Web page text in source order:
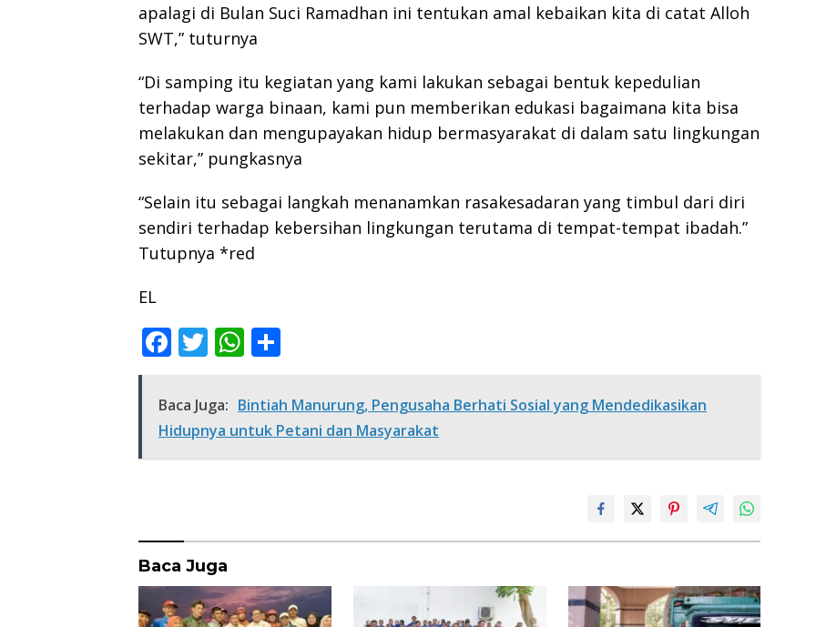
apalagi di Bulan Suci Ramadhan ini tentukan amal kebaikan kita di catat Alloh
SWT,” tuturnya
“Di samping itu kegiatan yang kami lakukan sebagai bentuk kepedulian
terhadap warga binaan, kami pun memberikan edukasi bagaimana kita bisa
melakukan dan mengupayakan hidup bermasyarakat di dalam satu lingkungan
sekitar,” pungkasnya
“Selain itu sebagai langkah menanamkan rasakesadaran yang timbul dari diri
sendiri terhadap kebersihan lingkungan terutama di tempat-tempat ibadah.”
Tutupnya *red
EL
F
e
b
o
T
itt
er
W
at
s
A
ar
e
Baca Juga: Bintiah Manurung, Pengusaha Berhati Sosial yang Mendedikasikan
Hidupnya untuk Petani dan Masyarakat
Baca Juga